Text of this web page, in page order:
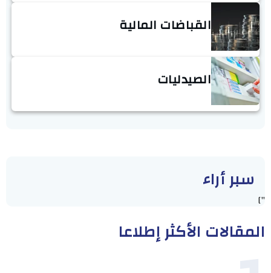
القباضات المالية
الصيدليات
سبر أراء
"]
المقالات الأكثر إطلاعا